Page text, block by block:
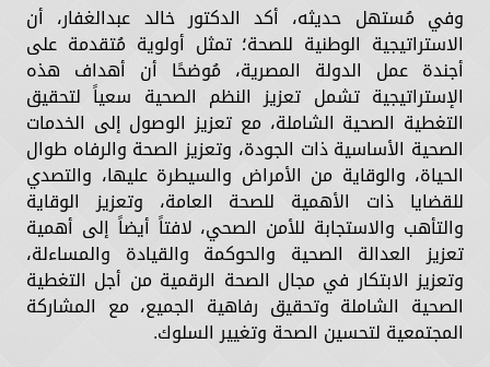
وفي مُستهل حديثه، أكد الدكتور خالد عبدالغفار، أن
الاستراتيجية الوطنية للصحة؛ تمثل أولوية مُتقدمة على
أجندة عمل الدولة المصرية، مُوضحًا أن أهداف هذه
الإستراتيجية تشمل تعزيز النظم الصحية سعياً لتحقيق
التغطية الصحية الشاملة، مع تعزيز الوصول إلى الخدمات
الصحية الأساسية ذات الجودة، وتعزيز الصحة والرفاه طوال
الحياة، والوقاية من الأمراض والسيطرة عليها، والتصدي
للقضايا ذات الأهمية للصحة العامة، وتعزيز الوقاية
والتأهب والاستجابة للأمن الصحي، لافتاً أيضاً إلى أهمية
تعزيز العدالة الصحية والحوكمة والقيادة والمساءلة،
وتعزيز الابتكار في مجال الصحة الرقمية من أجل التغطية
الصحية الشاملة وتحقيق رفاهية الجميع، مع المشاركة
المجتمعية لتحسين الصحة وتغيير السلوك.